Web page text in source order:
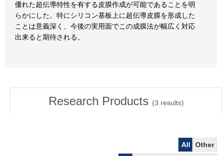
優れた超伝導特性を有する皮膜作成が可能であることを明
らかにした。特にシリコン基板上に超伝導皮膜を形成した
ことは意義深く、今後の実用面でこの成膜法が幅広く対応
出来ると期待される。
Research Products (3 results)
All
Other